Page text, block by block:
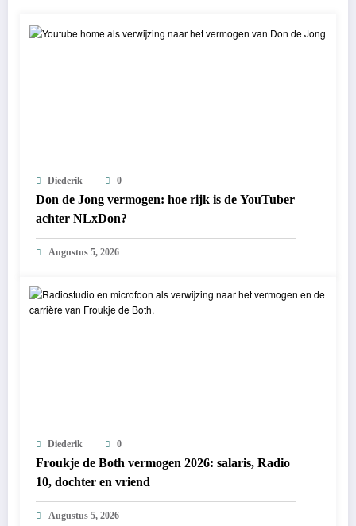
Diederik 0
Don de Jong vermogen: hoe rijk is de YouTuber
achter NLxDon?
Augustus 5, 2026
Diederik 0
Froukje de Both vermogen 2026: salaris, Radio
10, dochter en vriend
Augustus 5, 2026